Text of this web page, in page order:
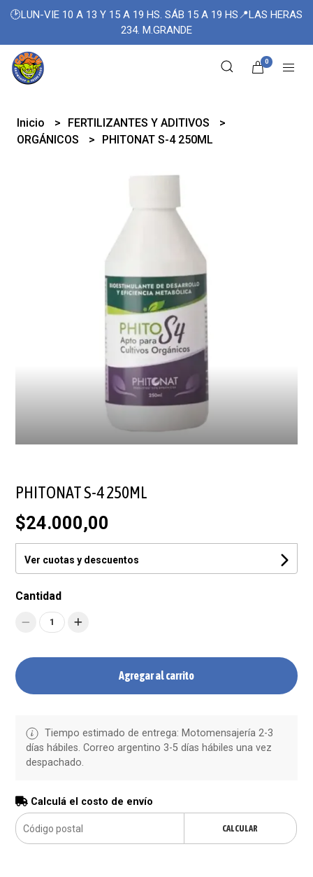
🕑LUN-VIE 10 A 13 Y 15 A 19 HS. SÁB 15 A 19 HS📍LAS HERAS
234. M.GRANDE
0
Inicio
FERTILIZANTES Y ADITIVOS
ORGÁNICOS
PHITONAT S-4 250ML
PHITONAT S-4 250ML
$24.000,00
Ver cuotas y descuentos
Cantidad
1
Agregar al carrito
Tiempo estimado de entrega: Motomensajería 2-3
días hábiles. Correo argentino 3-5 días hábiles una vez
despachado.
Calculá el costo de envío
CALCULAR